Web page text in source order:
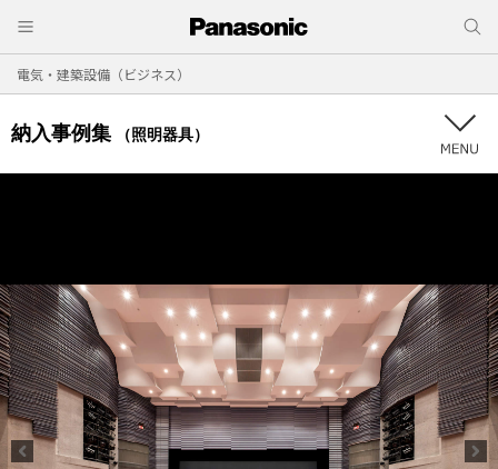
電気・建築設備（ビジネス）
納入事例集 （照明器具）